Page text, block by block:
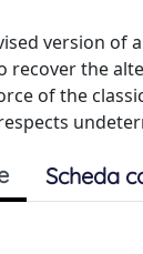
version of
the
of the
Scheda